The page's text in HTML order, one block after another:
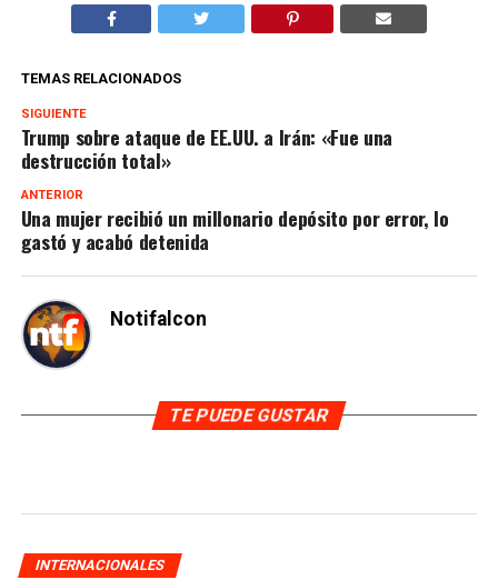
TEMAS RELACIONADOS
SIGUIENTE
Trump sobre ataque de EE.UU. a Irán: «Fue una
destrucción total»
ANTERIOR
Una mujer recibió un millonario depósito por error, lo
gastó y acabó detenida
Notifalcon
TE PUEDE GUSTAR
INTERNACIONALES